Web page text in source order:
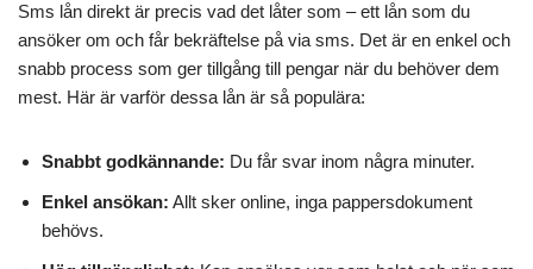
Sms lån direkt är precis vad det låter som – ett lån som du
ansöker om och får bekräftelse på via sms. Det är en enkel och
snabb process som ger tillgång till pengar när du behöver dem
mest. Här är varför dessa lån är så populära:
Snabbt godkännande: Du får svar inom några minuter.
Enkel ansökan: Allt sker online, inga pappersdokument
behövs.